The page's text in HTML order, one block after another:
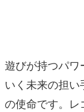
遊びが持つパ
いく未来の担
の使命です。